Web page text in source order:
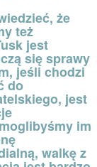
że
też
jest
się sprawy
jeśli chodzi
do
jest
im
walkę z